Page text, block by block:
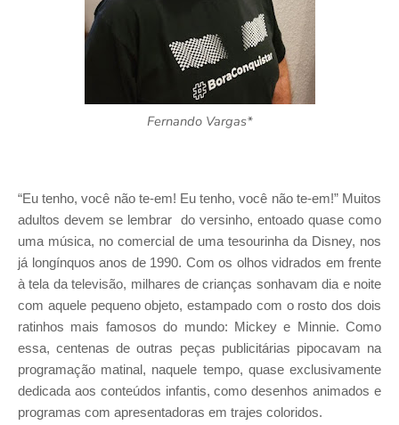
Fernando Vargas*
“Eu tenho, você não te-em! Eu tenho, você não te-em!” Muitos
adultos devem se lembrar do versinho, entoado quase como
uma música, no comercial de uma tesourinha da Disney, nos
já longínquos anos de 1990. Com os olhos vidrados em frente
à tela da televisão, milhares de crianças sonhavam dia e noite
com aquele pequeno objeto, estampado com o rosto dos dois
ratinhos mais famosos do mundo: Mickey e Minnie. Como
essa, centenas de outras peças publicitárias pipocavam na
programação matinal, naquele tempo, quase exclusivamente
dedicada aos conteúdos infantis, como desenhos animados e
programas com apresentadoras em trajes coloridos.